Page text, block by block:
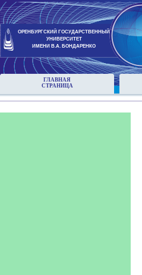
ОРЕНБУРГСКИЙ ГОСУДАРСТВЕННЫЙ
УНИВЕРСИТЕТ
ИМЕНИ В.А. БОНДАРЕНКО
ГЛАВНАЯ
СТРАНИЦА